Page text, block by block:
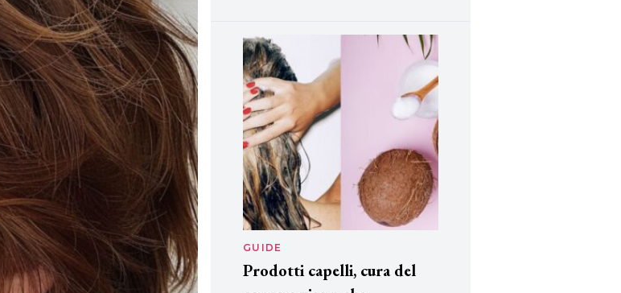
GUIDE
Prodotti capelli, cura del